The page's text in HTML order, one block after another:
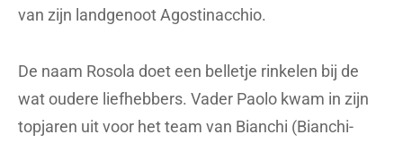
van zijn landgenoot Agostinacchio.
De naam Rosola doet een belletje rinkelen bij de
wat oudere liefhebbers. Vader Paolo kwam in zijn
topjaren uit voor het team van Bianchi (Bianchi-